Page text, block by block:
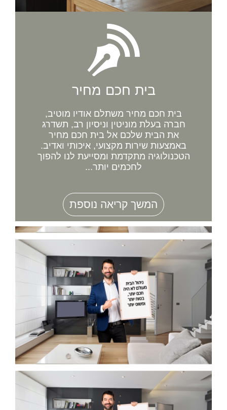
בית חכם מחיר
בית חכם מחיר משתלם אודיו מוטיב,
חברה בעלת מוניטין וניסיון רב, תשדרג
את הבית שלכם אל בית חכם מחיר
באמצעות שירות מקצועי, איכותי ואדיב.
הטכנולוגיה מתקדמת ומסייעת לנו להפוך
לחכמים יותר...
המשך קריאה נוספת